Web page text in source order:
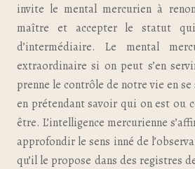
invite le mental mercurien à
maître et accepter le statut
d’intermédiaire. Le mental
extraordinaire si on peut s’en
prenne le contrôle de notre vie en
en prétendant savoir qui on est ou
être. L’intelligence mercurienne
approfondir le sens inné de
qu’il le propose dans des registres